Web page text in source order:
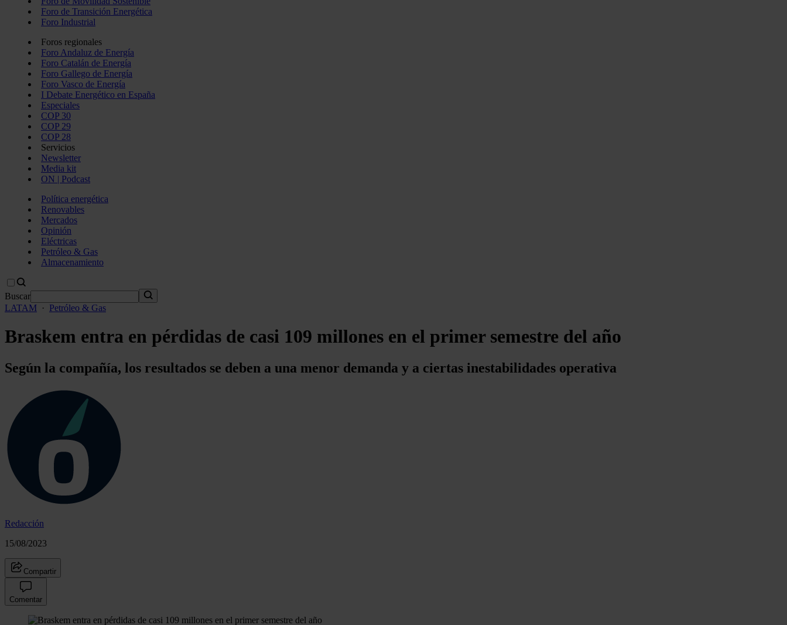
Foro de Transición Energética
Foro Industrial
Foros regionales
Foro Andaluz de Energía
Foro Catalán de Energía
Foro Gallego de Energía
Foro Vasco de Energía
I Debate Energético en España
Especiales
COP 30
COP 29
COP 28
Servicios
Newsletter
Media kit
ON | Podcast
Política energética
Renovables
Mercados
Opinión
Eléctricas
Petróleo & Gas
Almacenamiento
Buscar
LATAM · Petróleo & Gas
Braskem entra en pérdidas de casi 109 millones en el primer semestre del año
Según la compañía, los resultados se deben a una menor demanda y a ciertas inestabilidades operativa
Redacción
15/08/2023
Compartir
Comentar